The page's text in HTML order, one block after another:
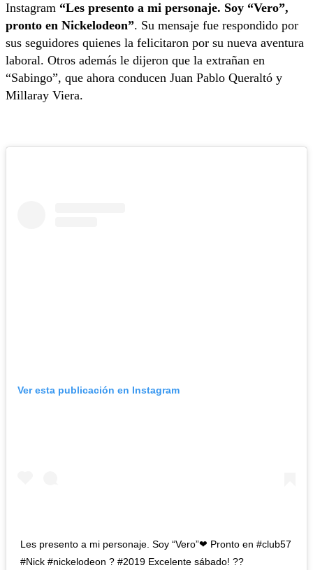
Instagram “Les presento a mi personaje. Soy “Vero”,
pronto en Nickelodeon”. Su mensaje fue respondido por
sus seguidores quienes la felicitaron por su nueva aventura
laboral. Otros además le dijeron que la extrañan en
“Sabingo”, que ahora conducen Juan Pablo Queraltó y
Millaray Viera.
Ver esta publicación en Instagram
Les presento a mi personaje. Soy “Vero”❤ Pronto en #club57
#Nick #nickelodeon ? #2019 Excelente sábado! ??